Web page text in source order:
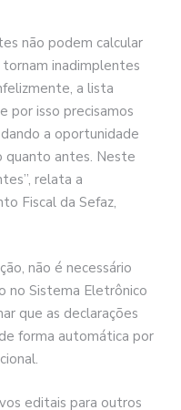
não podem calcular
inadimplentes
a lista
por isso precisamos
a oportunidade
quanto antes. Neste
relata a
Fiscal da Sefaz,
não é necessário
no Sistema Eletrônico
que as declarações
forma automática por
editais para outros